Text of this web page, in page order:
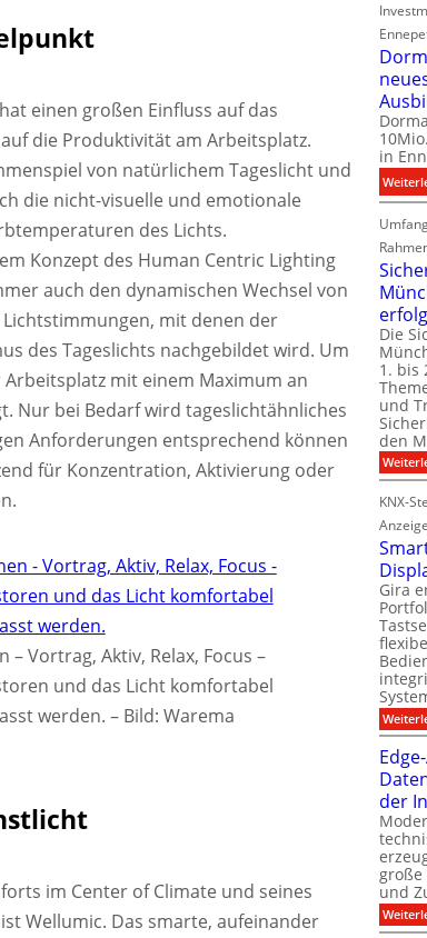
einen großen Einfluss auf das
die Produktivität am Arbeitsplatz.
von natürlichem Tageslicht und
die nicht-visuelle und emotionale
des Lichts.
Konzept des Human Centric Lighting
auch den dynamischen Wechsel von
mit denen der
des Tageslichts nachgebildet wird. Um
mit einem Maximum an
Nur bei Bedarf wird tageslichtähnliches
Anforderungen entsprechend können
für Konzentration, Aktivierung oder
– Vortrag, Aktiv, Relax, Focus –
und das Licht komfortabel
werden. – Bild: Warema
im Center of Climate und seines
Wellumic. Das smarte, aufeinander
in
Die
1. bis
und
den
KNX-
Anzeige
Gira
der
große
und